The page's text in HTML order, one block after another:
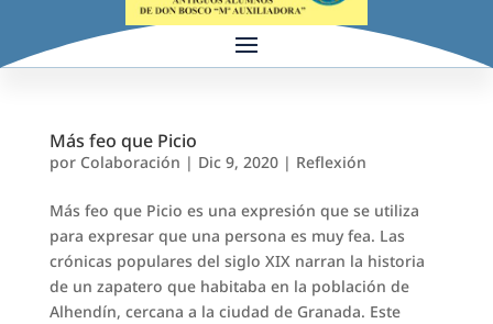
Más feo que Picio
por Colaboración | Dic 9, 2020| Reflexión
Más feo que Picio es una expresión que se utiliza
para expresar que una persona es muy fea. Las
crónicas populares del siglo XIX narran la historia
de un zapatero que habitaba en la población de
Alhendín, cercana a la ciudad de Granada. Este